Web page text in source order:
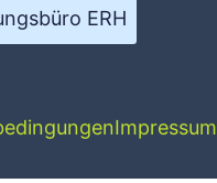
ERH
Impressum